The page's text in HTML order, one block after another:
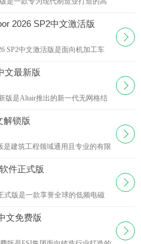
刀具规格和机床参数，自动调整
缩
2026 SP2中文激活版
SP2中文激活版是面向机加工车
验证和运行CNC程序，提前发现
幅
下载
文最新版
版是Altair推出的新一代无网格结
工程师在设计阶段快速对比多个
下载
解锁版
是建筑工程领域通用且专业的有限
弯薄壁型钢等各类构件进行全面
下载
件正式版
式版是一款享誉全球的低频电磁
其高精度的求解器和灵活的建模
下载
文免费版
下载